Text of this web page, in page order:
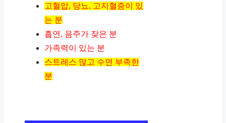
고혈압, 당뇨, 고지혈증이 있
는 분
흡연, 음주가 잦은 분
가족력이 있는 분
스트레스 많고 수면 부족한
분